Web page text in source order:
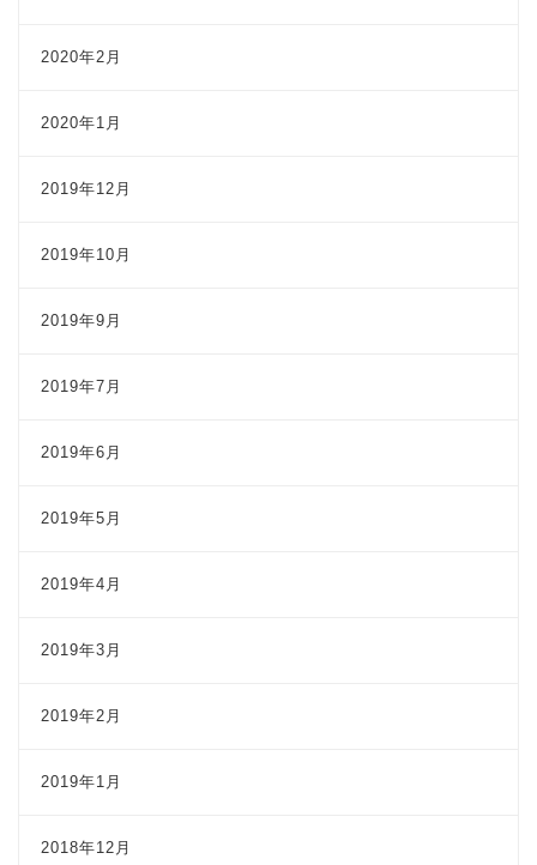
2020年2月
2020年1月
2019年12月
2019年10月
2019年9月
2019年7月
2019年6月
2019年5月
2019年4月
2019年3月
2019年2月
2019年1月
2018年12月